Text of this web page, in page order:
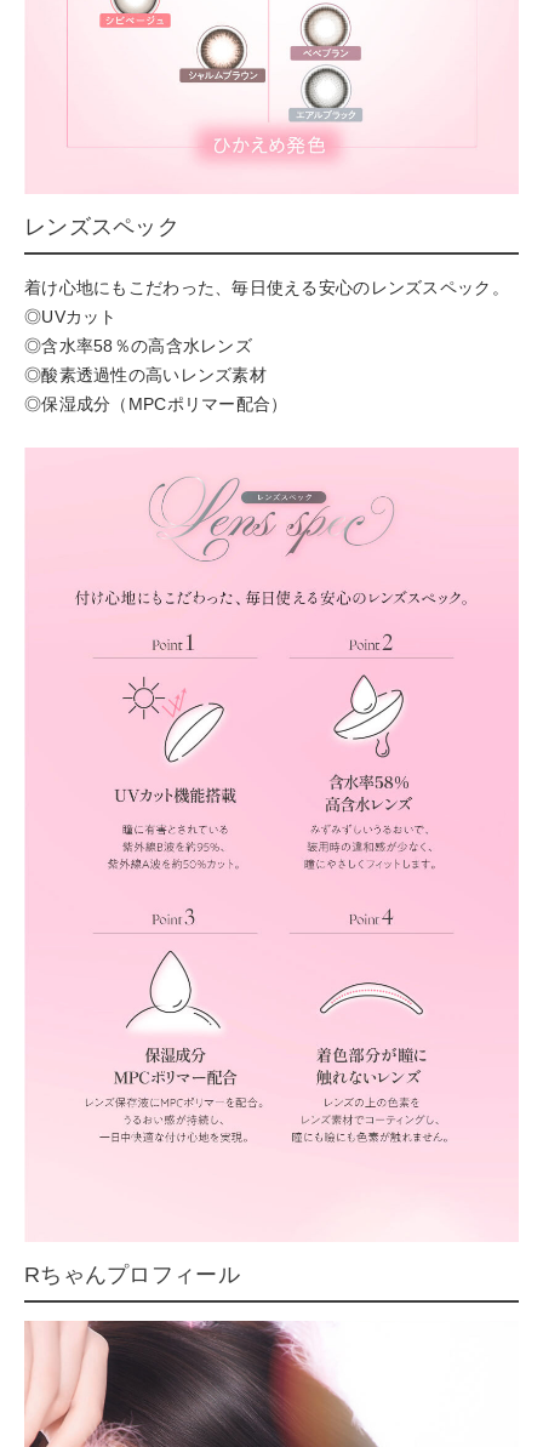
レンズスペック
着け心地にもこだわった、毎日使える安心のレンズスペック。
◎UVカット
◎含水率58％の高含水レンズ
◎酸素透過性の高いレンズ素材
◎保湿成分（MPCポリマー配合）
Rちゃんプロフィール